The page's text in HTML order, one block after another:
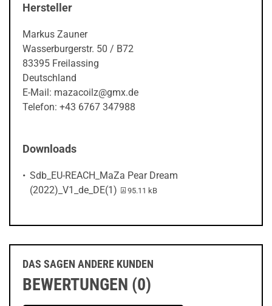
Hersteller
Markus Zauner
Wasserburgerstr. 50 / B72
83395 Freilassing
Deutschland
E-Mail: mazacoilz@gmx.de
Telefon: +43 6767 347988
Downloads
Sdb_EU-REACH_MaZa Pear Dream
(2022)_V1_de_DE(1)
PDF-Datei:
95.11 kB
DAS SAGEN ANDERE KUNDEN
BEWERTUNGEN (0)